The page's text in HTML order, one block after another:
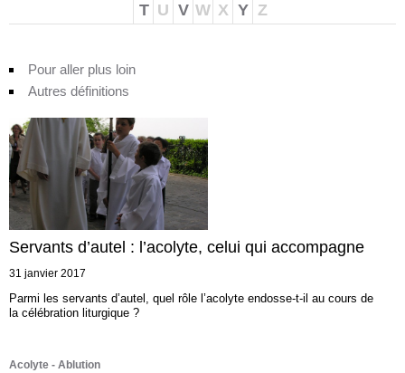
T U V W X Y Z
Pour aller plus loin
Autres définitions
Servants d’autel : l’acolyte, celui qui accompagne
31 janvier 2017
Parmi les servants d’autel, quel rôle l’acolyte endosse-t-il au cours de
la célébration liturgique ?
Acolyte Ablution